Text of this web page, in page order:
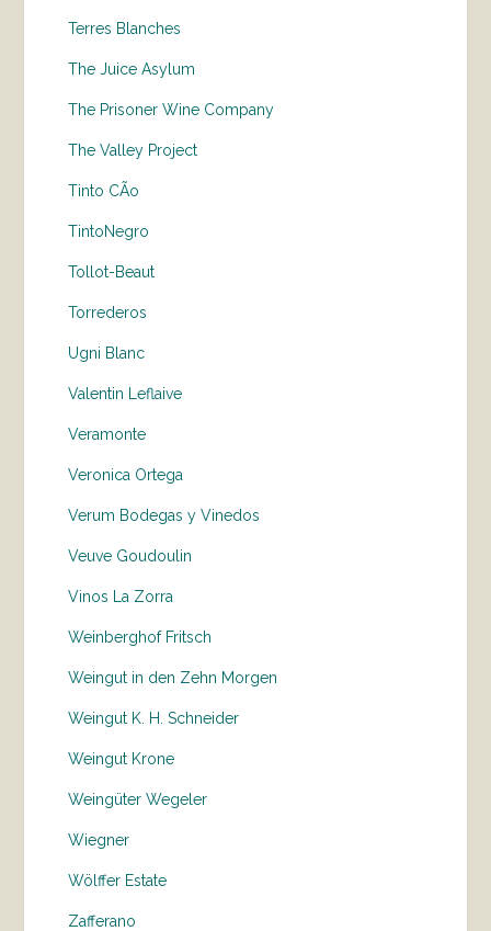
Terres Blanches
The Juice Asylum
The Prisoner Wine Company
The Valley Project
Tinto CÃo
TintoNegro
Tollot-Beaut
Torrederos
Ugni Blanc
Valentin Leflaive
Veramonte
Veronica Ortega
Verum Bodegas y Vinedos
Veuve Goudoulin
Vinos La Zorra
Weinberghof Fritsch
Weingut in den Zehn Morgen
Weingut K. H. Schneider
Weingut Krone
Weingüter Wegeler
Wiegner
Wölffer Estate
Zafferano